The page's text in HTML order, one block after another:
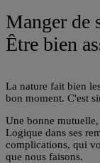
Manger de
Être bien
La nature fait bien
bon moment. C'est
Une bonne
Logique dans ses
complications, qui
que nous faisons.